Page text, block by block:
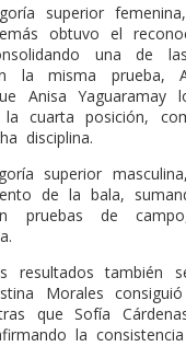
superior
obtuvo el
una de
la misma prueba,
Anisa
cuarta posición,
disciplina.
superior
de la bala,
pruebas de
resultados también
Morales
que Sofía
la